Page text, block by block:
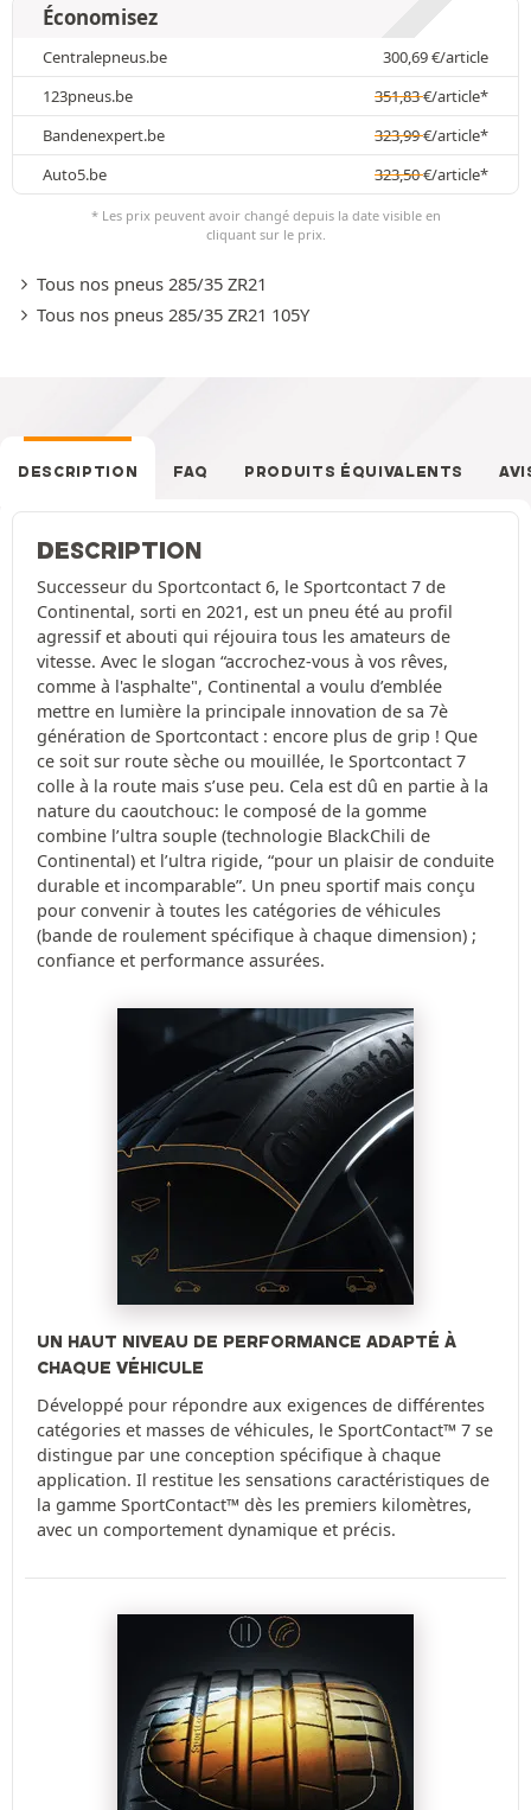
Économisez
Centralepneus.be 300,69€/article
123pneus.be
351,83€/article*
Bandenexpert.be
323,99€/article*
Auto5.be
323,50€/article*
* Les prix peuvent avoir changé depuis la date visible en
cliquant sur le prix.
Tous nos pneus 285/35 ZR21
Tous nos pneus 285/35 ZR21 105Y
DESCRIPTION FAQ PRODUITS ÉQUIVALENTS
DESCRIPTION
Successeur du Sportcontact 6, le Sportcontact 7 de
Continental, sorti en 2021, est un pneu été au profil
agressif et abouti qui réjouira tous les amateurs de
vitesse. Avec le slogan “accrochez-vous à vos rêves,
comme à l'asphalte", Continental a voulu d’emblée
mettre en lumière la principale innovation de sa 7è
génération de Sportcontact : encore plus de grip ! Que
ce soit sur route sèche ou mouillée, le Sportcontact 7
colle à la route mais s’use peu. Cela est dû en partie à la
nature du caoutchouc: le composé de la gomme
combine l’ultra souple (technologie BlackChili de
Continental) et l’ultra rigide, “pour un plaisir de conduite
durable et incomparable”. Un pneu sportif mais conçu
pour convenir à toutes les catégories de véhicules
(bande de roulement spécifique à chaque dimension) ;
confiance et performance assurées.
UN HAUT NIVEAU DE PERFORMANCE ADAPTÉ À
CHAQUE VÉHICULE
Développé pour répondre aux exigences de différentes
catégories et masses de véhicules, le SportContact™ 7 se
distingue par une conception spécifique à chaque
application. Il restitue les sensations caractéristiques de
la gamme SportContact™ dès les premiers kilomètres,
avec un comportement dynamique et précis.